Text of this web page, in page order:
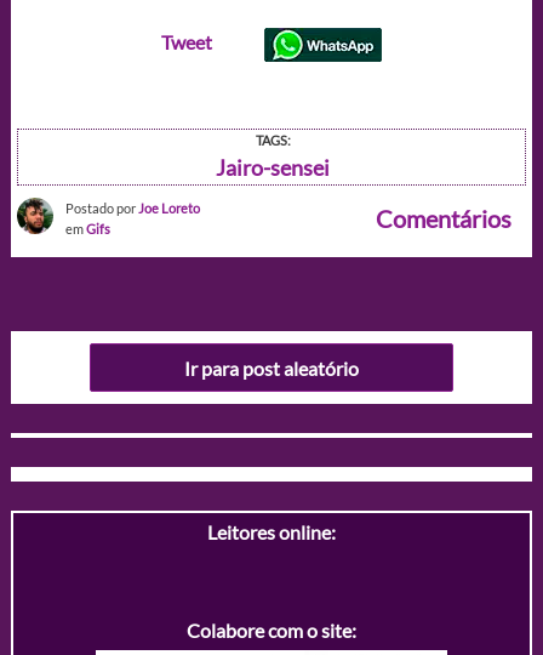
Tweet
TAGS:
Jairo-sensei
Postado por Joe Loreto
emGifs Comentários
Ir para post aleatório
Leitores online:
Colabore com o site: